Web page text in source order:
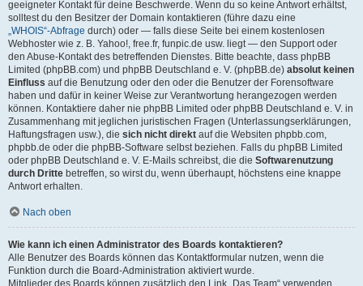
geeigneter Kontakt für deine Beschwerde. Wenn du so keine Antwort erhältst,
solltest du den Besitzer der Domain kontaktieren (führe dazu eine
„WHOIS“-Abfrage durch) oder — falls diese Seite bei einem kostenlosen
Webhoster wie z. B. Yahoo!, free.fr, funpic.de usw. liegt — den Support oder
den Abuse-Kontakt des betreffenden Dienstes. Bitte beachte, dass phpBB
Limited (phpBB.com) und phpBB Deutschland e. V. (phpBB.de) absolut keinen
Einfluss auf die Benutzung oder den oder die Benutzer der Forensoftware
haben und dafür in keiner Weise zur Verantwortung herangezogen werden
können. Kontaktiere daher nie phpBB Limited oder phpBB Deutschland e. V. in
Zusammenhang mit jeglichen juristischen Fragen (Unterlassungserklärungen,
Haftungsfragen usw.), die sich nicht direkt auf die Websiten phpbb.com,
phpbb.de oder die phpBB-Software selbst beziehen. Falls du phpBB Limited
oder phpBB Deutschland e. V. E-Mails schreibst, die die Softwarenutzung
durch Dritte betreffen, so wirst du, wenn überhaupt, höchstens eine knappe
Antwort erhalten.
Nach oben
Wie kann ich einen Administrator des Boards kontaktieren?
Alle Benutzer des Boards können das Kontaktformular nutzen, wenn die
Funktion durch die Board-Administration aktiviert wurde.
Mitglieder des Boards können zusätzlich den Link „Das Team“ verwenden.